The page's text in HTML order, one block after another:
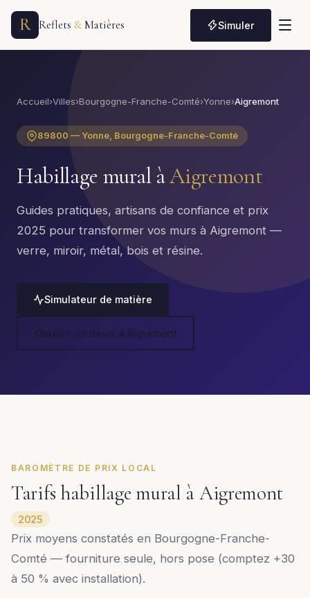
R Reflets &Matières Simuler
Accueil›Villes›Bourgogne-Franche-Comté›Yonne›Aigremont
89800 — Yonne, Bourgogne-Franche-Comté
Habillage mural àAigremont
Guides pratiques, artisans de confiance et prix
2025 pour transformer vos murs à Aigremont —
verre, miroir, métal, bois et résine.
Simulateur de matière
Obtenir un devis à Aigremont
BAROMÈTRE DE PRIX LOCAL
Tarifs habillage mural à Aigremont
2025
Prix moyens constatés en Bourgogne-Franche-
Comté — fourniture seule, hors pose (comptez +30
à 50 % avec installation).